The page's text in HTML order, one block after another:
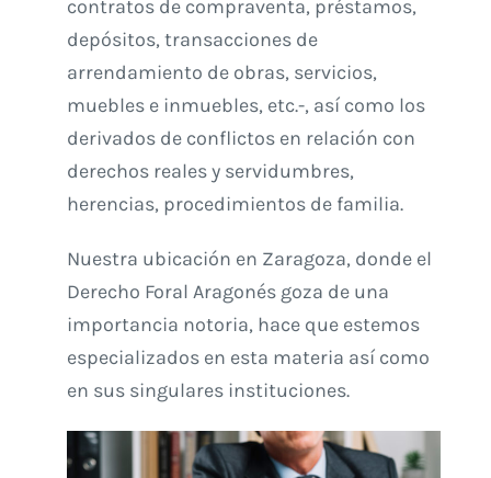
contratos de compraventa, préstamos,
depósitos, transacciones de
arrendamiento de obras, servicios,
muebles e inmuebles, etc.-, así como los
derivados de conflictos en relación con
derechos reales y servidumbres,
herencias, procedimientos de familia.
Nuestra ubicación en Zaragoza, donde el
Derecho Foral Aragonés goza de una
importancia notoria, hace que estemos
especializados en esta materia así como
en sus singulares instituciones.